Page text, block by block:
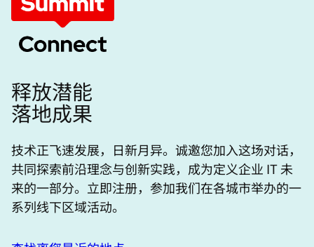
言
释放潜能
落地成果
技术正飞速发展，日新月异。诚邀您加入这场对话，
共同探索前沿理念与创新实践，成为定义企业 IT 未
来的一部分。立即注册，参加我们在各城市举办的一
系列线下区域活动。